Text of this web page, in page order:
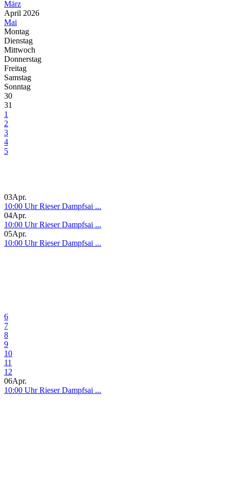
März
April 2026
Mai
Montag
Dienstag
Mittwoch
Donnerstag
Freitag
Samstag
Sonntag
30
31
1
2
3
4
5
03Apr.
10:00 Uhr Rieser Dampfsai ...
04Apr.
10:00 Uhr Rieser Dampfsai ...
05Apr.
10:00 Uhr Rieser Dampfsai ...
6
7
8
9
10
11
12
06Apr.
10:00 Uhr Rieser Dampfsai ...